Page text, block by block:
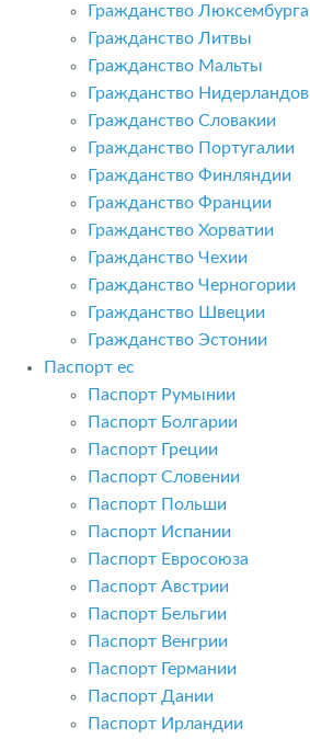
Гражданство Люксембурга
Гражданство Литвы
Гражданство Мальты
Гражданство Нидерландов
Гражданство Словакии
Гражданство Португалии
Гражданство Финляндии
Гражданство Франции
Гражданство Хорватии
Гражданство Чехии
Гражданство Черногории
Гражданство Швеции
Гражданство Эстонии
Паспорт ес
Паспорт Румынии
Паспорт Болгарии
Паспорт Греции
Паспорт Словении
Паспорт Польши
Паспорт Испании
Паспорт Евросоюза
Паспорт Австрии
Паспорт Бельгии
Паспорт Венгрии
Паспорт Германии
Паспорт Дании
Паспорт Ирландии